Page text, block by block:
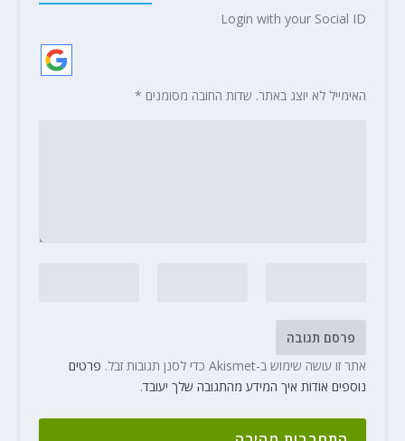
Login with your Social ID
האימייל לא יוצג באתר. שדות החובה מסומנים *
אתר זו עושה שימוש ב-Akismet כדי לסנן תגובות זבל.
פרטים
נוספים אודות איך המידע מהתגובה שלך יעובד.